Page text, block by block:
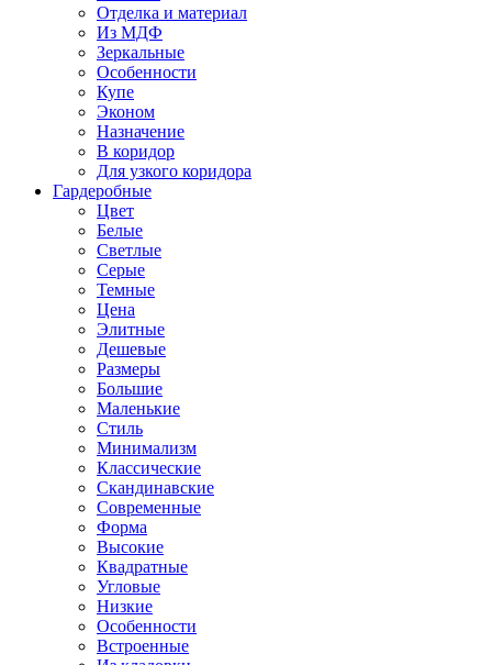
Отделка и материал
Из МДФ
Зеркальные
Особенности
Купе
Эконом
Назначение
В коридор
Для узкого коридора
Гардеробные
Цвет
Белые
Светлые
Серые
Темные
Цена
Элитные
Дешевые
Размеры
Большие
Маленькие
Стиль
Минимализм
Классические
Скандинавские
Современные
Форма
Высокие
Квадратные
Угловые
Низкие
Особенности
Встроенные